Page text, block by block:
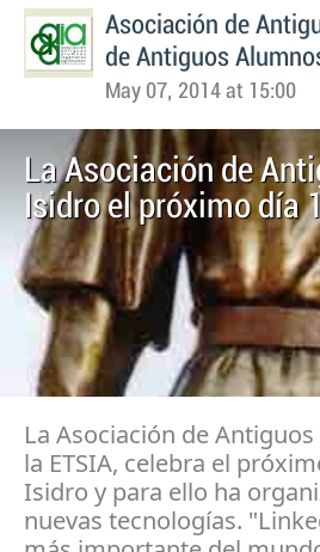
Asociación de
de Antiguos
May 07, 2014 at 15:00
La Asociación de
Isidro el próximo día
La Asociación de
la ETSIA, celebra el
Isidro y para ello ha
nuevas tecnologías.